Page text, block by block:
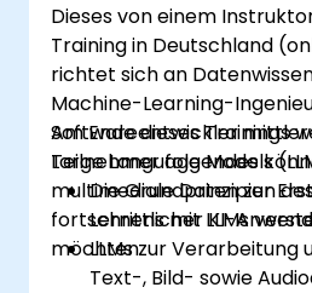
entwerfen.
Dieses von einem
Training in Deutschland
richtet sich an
Machine-Learning-
Softwareentwickler
Large Language Models
multimediale Daten zur
fortschrittlicher KI-
möchten.
Am Ende dieses Trainings
Teilnehmer folgendes
Die Grundprinzipien
Lernens mit LLMs
LLMs zur Verarbeitung
Text-, Bild- sowie